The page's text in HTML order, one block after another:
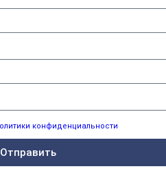
конфиденциальности
Отправить